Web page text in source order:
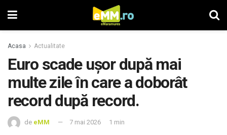
Acasa Actualitate
Euro scade ușor după mai
multe zile în care a doborât
record după record.
de eMM 7 mai 2026 1 min